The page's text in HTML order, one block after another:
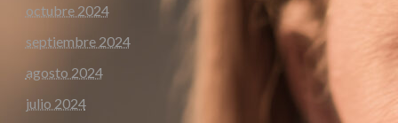
octubre 2024
septiembre 2024
agosto 2024
julio 2024